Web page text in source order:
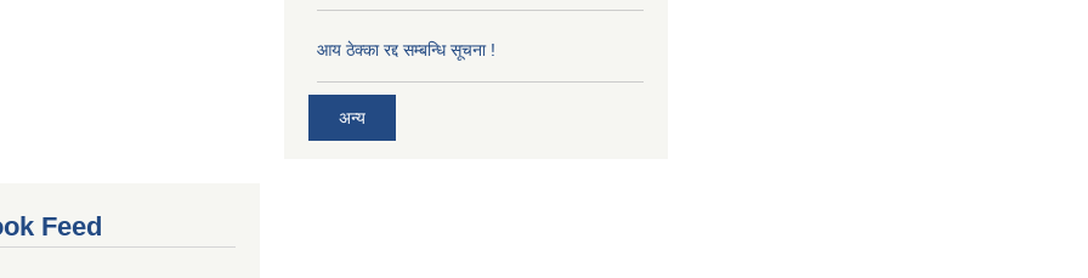
आय ठेक्का रद्द सम्बन्धि सूचना !
अन्य
Feed